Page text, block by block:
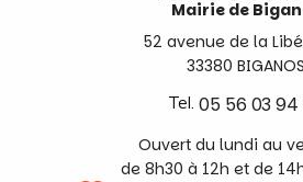
Mairie de
52 avenue de la
33380 BIGANOS
Tel. 05 56 03 94
Ouvert du lundi au
de 8h30 à 12h et de